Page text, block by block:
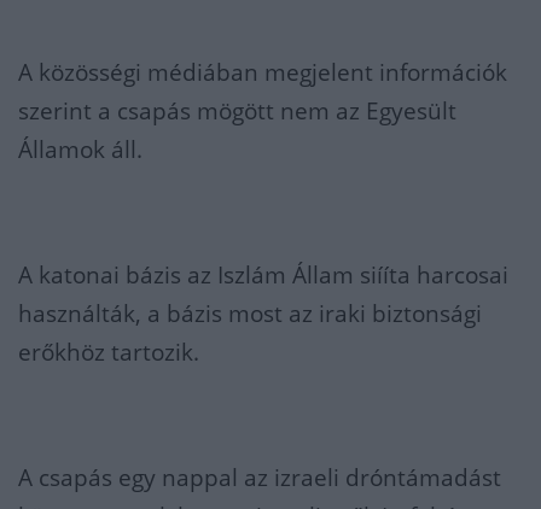
A közösségi médiában megjelent információk
szerint a csapás mögött nem az Egyesült
Államok áll.
A katonai bázis az Iszlám Állam siííta harcosai
használták, a bázis most az iraki biztonsági
erőkhöz tartozik.
A csapás egy nappal az izraeli dróntámadást